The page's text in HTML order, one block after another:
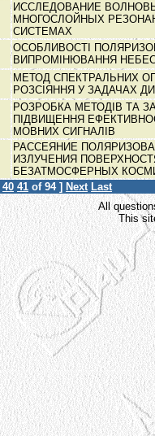
ИССЛЕДОВАНИЕ
МНОГОСЛОЙНЫХ
СИСТЕМАХ
ОСОБЛИВОСТІ
ВИПРОМІНЮВАННЯ
МЕТОД СПЕКТРАЛЬНИХ
РОЗСІЯННЯ У ЗАДАЧАХ
РОЗРОБКА МЕТОДІВ ТА
ПІДВИЩЕННЯ
МОВНИХ СИГНАЛІВ
РАССЕЯНИЕ
ИЗЛУЧЕНИЯ
БЕЗАТМОСФЕРНЫХ
40 41 of 94 ] Next Last
All
This